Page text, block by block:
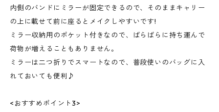
内側のバンドにミラーが固定できるので、そのままキャリー
の上に載せて前に座るとメイクしやすいです!
ミラー収納用のポケット付きなので、ばらばらに持ち運んで
荷物が増えることもありません。
ミラーは二つ折りでスマートなので、普段使いのバッグに入
れておいても便利♪
<おすすめポイント3>